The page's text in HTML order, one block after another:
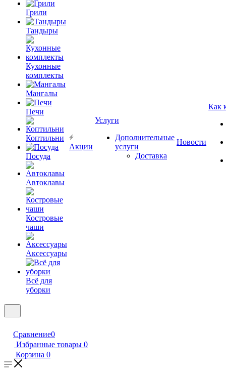
Грили
Тандыры
Кухонные
комплекты
Мангалы
Печи
Коптильни
Посуда
Автоклавы
Костровые
чаши
Аксессуары
Всё для
уборки
Акции
Услуги
Дополнительные
услуги
Доставка
Новости
Как
Сравнение0
Избранные товары 0
Корзина 0